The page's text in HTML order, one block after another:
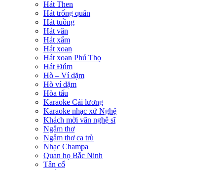
Hát Then
Hát trống quân
Hát tuồng
Hát văn
Hát xẩm
Hát xoan
Hát xoan Phú Thọ
Hát Đúm
Hò – Ví dặm
Hò ví dặm
Hòa tấu
Karaoke Cải lương
Karaoke nhạc xứ Nghệ
Khách mời văn nghệ sĩ
Ngâm thơ
Ngâm thơ ca trù
Nhạc Champa
Quan họ Bắc Ninh
Tân cổ